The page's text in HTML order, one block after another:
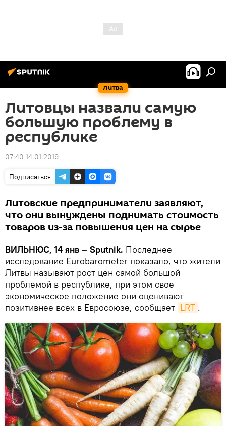
Литва
Литовцы назвали самую
большую проблему в
республике
07:40 14.01.2019
Подписаться
Литовские предприниматели заявляют,
что они вынуждены поднимать стоимость
товаров из-за повышения цен на сырье
ВИЛЬНЮС, 14 янв – Sputnik. Последнее
исследование Eurobarometer показало, что жители
Литвы называют рост цен самой большой
проблемой в республике, при этом свое
экономическое положение они оценивают
позитивнее всех в Евросоюзе, сообщает LRT .